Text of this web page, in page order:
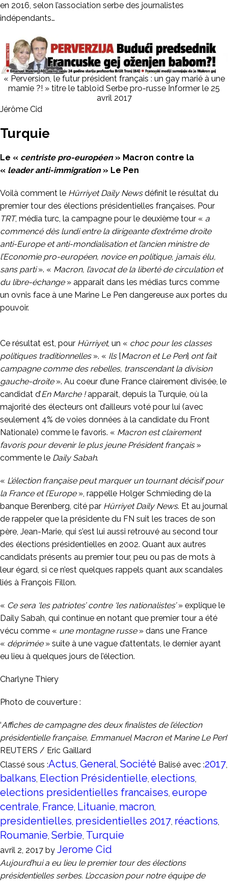
en 2016, selon l’association serbe des journalistes
indépendants…
« Perversion, le futur président français : un gay marié à une
mamie ?! » titre le tabloïd Serbe pro-russe Informer le 25
avril 2017
Jérôme Cid
Turquie
Le « centriste pro-européen» Macron contre la
« leader anti-immigration» Le Pen
Voilà comment le Hürriyet Daily Newsdéfinit le résultat du
premier tour des élections présidentielles françaises. Pour
TRT, média turc, la campagne pour le deuxième tour « a
commencé dès lundi entre la dirigeante d’extrême droite
anti-Europe et anti-mondialisation et l’ancien ministre de
l’Economie pro-européen, novice en politique, jamais élu,
sans parti». « Macron, l’avocat de la liberté de circulation et
du libre-échange» apparait dans les médias turcs comme
un ovnis face à une Marine Le Pen dangereuse aux portes du
pouvoir.
Ce résultat est, pour Hürriyet, un « choc pour les classes
politiques traditionnelles». « Ils[Macron et Le Pen] ont fait
campagne comme des rebelles, transcendant la division
gauche-droite». Au coeur d’une France clairement divisée, le
candidat d’En Marche !apparait, depuis la Turquie, où la
majorité des électeurs ont d’ailleurs voté pour lui (avec
seulement 4% de voies données à la candidate du Front
Nationale) comme le favoris. « Macron est clairement
favoris pour devenir le plus jeune Président français»
commente le Daily Sabah.
« L’élection française peut marquer un tournant décisif pour
la France et l’Europe», rappelle Holger Schmieding de la
banque Berenberg, cité par Hürriyet Daily News. Et au journal
de rappeler que la présidente du FN suit les traces de son
père, Jean-Marie, qui s’est lui aussi retrouvé au second tour
des élections présidentielles en 2002. Quant aux autres
candidats présents au premier tour, peu ou pas de mots à
leur égard, si ce n’est quelques rappels quant aux scandales
liés à François Fillon.
« Ce sera ‘les patriotes’ contre ‘les nationalistes’» explique le
Daily Sabah, qui continue en notant que premier tour a été
vécu comme « une montagne russe» dans une France
« déprimée» suite à une vague d’attentats, le dernier ayant
eu lieu à quelques jours de l’élection.
Charlyne Thiery
Photo de couverture :
‘Affiches de campagne des deux finalistes de l’élection
présidentielle française, Emmanuel Macron et Marine Le Pen‘
REUTERS / Eric Gaillard
Classé sous :Actus General Société Balisé avec :2017
balkans Election Présidentielle elections
elections presidentielles francaises europe
centrale France Lituanie macron
presidentielles presidentielles 2017 réactions
Roumanie Serbie Turquie
avril 2, 2017 by Jerome Cid
Aujourd’hui a eu lieu le premier tour des élections
présidentielles serbes. L’occasion pour notre équipe de